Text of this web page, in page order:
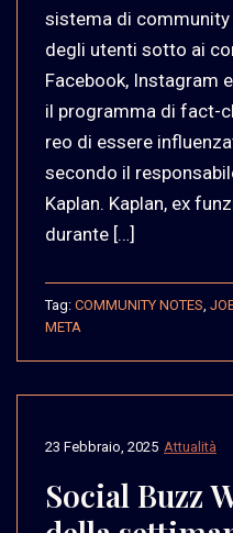
sistema di
degli utenti sotto ai
Facebook, Instagram
il programma di fact-
reo di essere
secondo il
Kaplan. Kaplan, ex
durante […]
Tag: COMMUNITY NOTES
META
Attualità
23 Febbraio, 2025
Social Buzz